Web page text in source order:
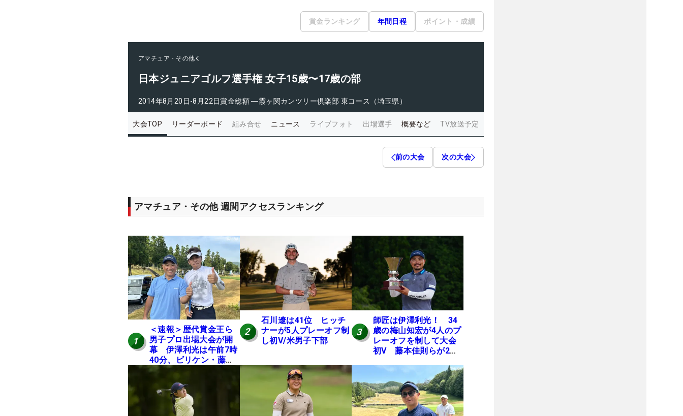
賞金ランキング 年間日程 ポイント・成績
アマチュア・その他
日本ジュニアゴルフ選手権 女子15歳〜17歳の部
2014年8月20日-8月22日賞金総額 ―霞ヶ関カンツリー倶楽部 東コース（埼玉県）
大会TOP リーダーボード 組み合せ ニュース ライブフォト 出場選手 概要など TV放送予定
前の大会 次の大会
アマチュア・その他 週間アクセスランキング
1
＜速報＞歴代賞金王ら
男子プロ出場大会が開
幕 伊澤利光は午前7時
40分、ビリケン・藤本
佳則は午前9時30分にテ
ィオフ【MAIN STAGE
JOYX OPEN】
2
石川遼は41位 ヒッチ
ナーが5人プレーオフ制
し初V/米男子下部
3
師匠は伊澤利光！ 34
歳の梅山知宏が4人のプ
レーオフを制して大会
初V 藤本佳則らが2位
OPEN】